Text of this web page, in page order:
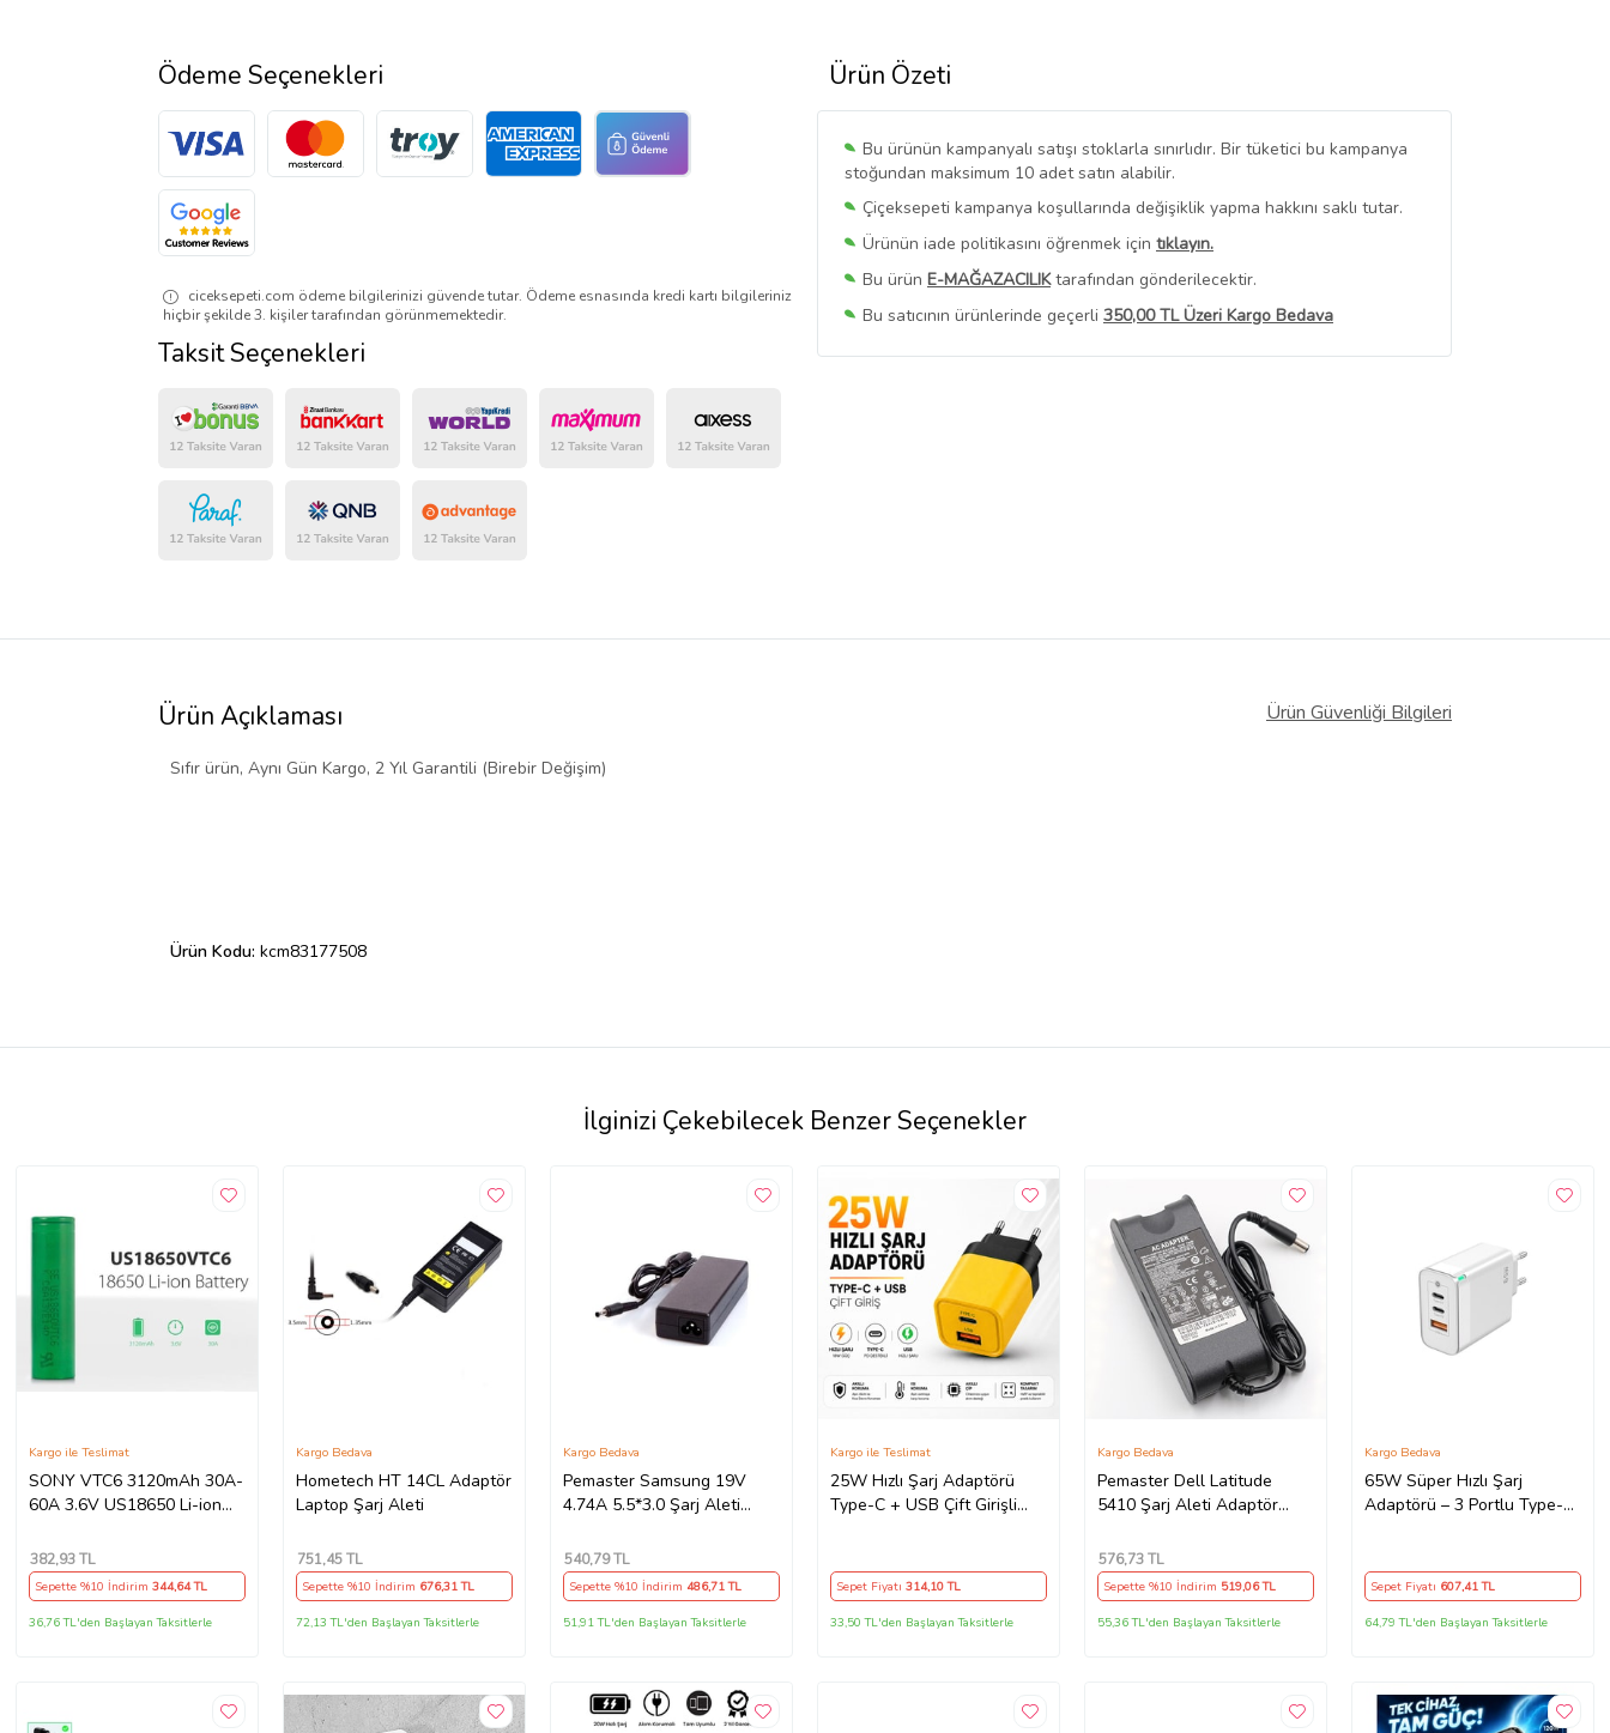
Ürün Özeti
Bu ürünün kampanyalı satışı stoklarla sınırlıdır. Bir tüketici bu kampanya
stoğundan maksimum 10 adet satın alabilir.
Çiçeksepeti kampanya koşullarında değişiklik yapma hakkını saklı tutar.
Ürünün iade politikasını öğrenmek için tıklayın.
Bu ürün E-MAĞAZACILIKtarafından gönderilecektir.
Bu satıcının ürünlerinde geçerli 350,00 TL Üzeri Kargo Bedava
Bu SatıcınınTüm Ürünlerini Görüntüle
Ödeme Seçenekleri
ciceksepeti.com ödeme bilgilerinizi güvende tutar. Ödeme esnasında kredi kartı bilgileriniz
hiçbir şekilde 3. kişiler tarafından görünmemektedir.
Taksit Seçenekleri
Ürün Açıklaması Ürün Güvenliği Bilgileri
Sıfır ürün, Aynı Gün Kargo, 2 Yıl Garantili (Birebir Değişim)
Ürün Kodu: kcm83177508
İlginizi Çekebilecek Benzer Seçenekler
SONY VTC6 3120mAh 30A-
60A 3.6V US18650 Li-ion
Kargo ile Teslimat
382,93 TL
Sepette %10 İndirim 344,64 TL
36,76 TL'den Başlayan Taksitlerle
Hometech HT 14CL Adaptör
Laptop Şarj Aleti
Kargo Bedava
751,45 TL
Sepette %10 İndirim 676,31 TL
72,13 TL'den Başlayan Taksitlerle
Pemaster Samsung 19V
4.74A 5.5*3.0 Şarj Aleti
Kargo Bedava
540,79 TL
Sepette %10 İndirim 486,71 TL
51,91 TL'den Başlayan Taksitlerle
25W Hızlı Şarj Adaptörü
Type-C + USB Çift Girişli
Kargo ile Teslimat
Sepet Fiyatı 314,10 TL
33,50 TL'den Başlayan Taksitlerle
Pemaster Dell Latitude
5410 Şarj Aleti Adaptör
Kargo Bedava
576,73 TL
Sepette %10 İndirim 519,06 TL
55,36 TL'den Başlayan Taksitlerle
65W Süper Hızlı Şarj
Adaptörü – 3 Portlu Type-C
Cihazı – iPhone, Samsung,
Laptop Uyumlu, 3 Portlu
65W PD + QC Hızlı Şarj
Tipi Şarj Adaptörü – Type-C
PD
Kargo Bedava
Sepet Fiyatı 607,41 TL
64,79 TL'den Başlayan Taksitlerle